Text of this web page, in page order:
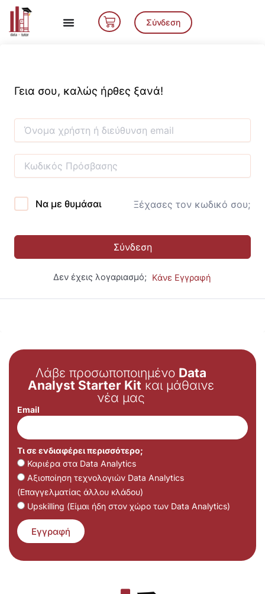
Μετάβαση
περιεχόμενο
Cart Σύνδεση
Γεια σου, καλώς ήρθες ξανά!
Να με θυμάσαι Ξέχασες τον κωδικό σου;
Σύνδεση
Δεν έχεις λογαριασμό; Κάνε Εγγραφή
Λάβε προσωποποιημένο Data
Analyst Starter Kit και μάθαινε
νέα μας
Email
Τι σε ενδιαφέρει περισσότερο;
Καριέρα στα Data Analytics
Αξιοποίηση τεχνολογιών Data Analytics
(Επαγγελματίας άλλου κλάδου)
Upskilling (Είμαι ήδη στον χώρο των Data Analytics)
Εγγραφή